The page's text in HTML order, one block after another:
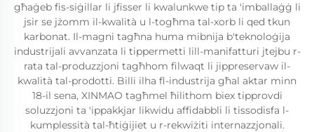
għaġeb fis-siġillar li jfisser li kwalunkwe tip ta 'imballaġġ li
jsir se jżomm il-kwalità u l-togħma tal-xorb li qed tkun
karbonat. Il-magni tagħna huma mibnija b'teknoloġija
industrijali avvanzata li tippermetti lill-manifatturi jtejbu r-
rata tal-produzzjoni tagħhom filwaqt li jippreservaw il-
kwalità tal-prodotti. Billi ilha fl-industrija għal aktar minn
18-il sena, XINMAO tagħmel ħilithom biex tipprovdi
soluzzjoni ta 'ippakkjar likwidu affidabbli li tissodisfa l-
kumplessità tal-ħtiġijiet u r-rekwiżiti internazzjonali.